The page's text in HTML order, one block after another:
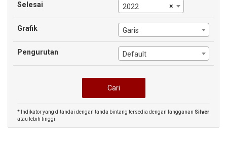
Selesai ×
2022
Grafik Garis
Pengurutan Default
* Indikator yang ditandai dengan tanda bintang tersedia dengan langganan Silver
atau lebih tinggi